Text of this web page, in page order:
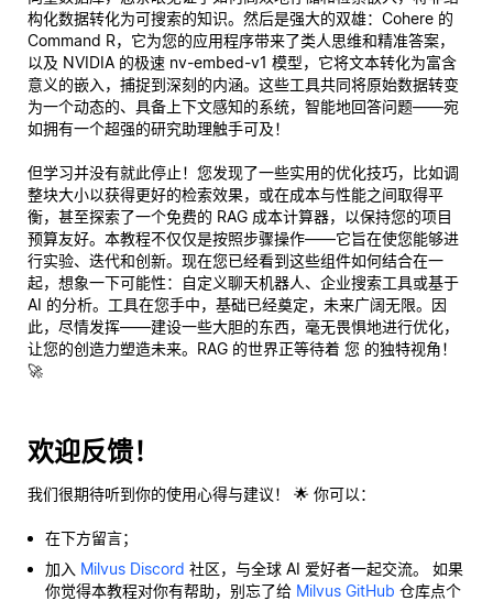
构化数据转化为可搜索的知识。然后是强大的双雄：Cohere 的
Command R，它为您的应用程序带来了类人思维和精准答案，
以及 NVIDIA 的极速 nv-embed-v1 模型，它将文本转化为富含
意义的嵌入，捕捉到深刻的内涵。这些工具共同将原始数据转变
为一个动态的、具备上下文感知的系统，智能地回答问题——宛
如拥有一个超强的研究助理触手可及！
但学习并没有就此停止！您发现了一些实用的优化技巧，比如调
整块大小以获得更好的检索效果，或在成本与性能之间取得平
衡，甚至探索了一个免费的 RAG 成本计算器，以保持您的项目
预算友好。本教程不仅仅是按照步骤操作——它旨在使您能够进
行实验、迭代和创新。现在您已经看到这些组件如何结合在一
起，想象一下可能性：自定义聊天机器人、企业搜索工具或基于
AI 的分析。工具在您手中，基础已经奠定，未来广阔无限。因
此，尽情发挥——建设一些大胆的东西，毫无畏惧地进行优化，
让您的创造力塑造未来。RAG 的世界正等待着 您 的独特视角！
🚀
欢迎反馈！
我们很期待听到你的使用心得与建议！ 🌟 你可以：
在下方留言；
加入 Milvus Discord 社区，与全球 AI 爱好者一起交流。 如果
你觉得本教程对你有帮助，别忘了给 Milvus GitHub 仓库点个